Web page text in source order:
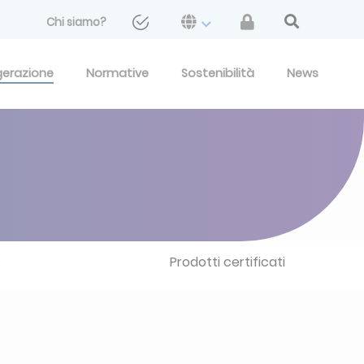
Chi siamo?
Normative Sostenibilità News
Prodotti certificati